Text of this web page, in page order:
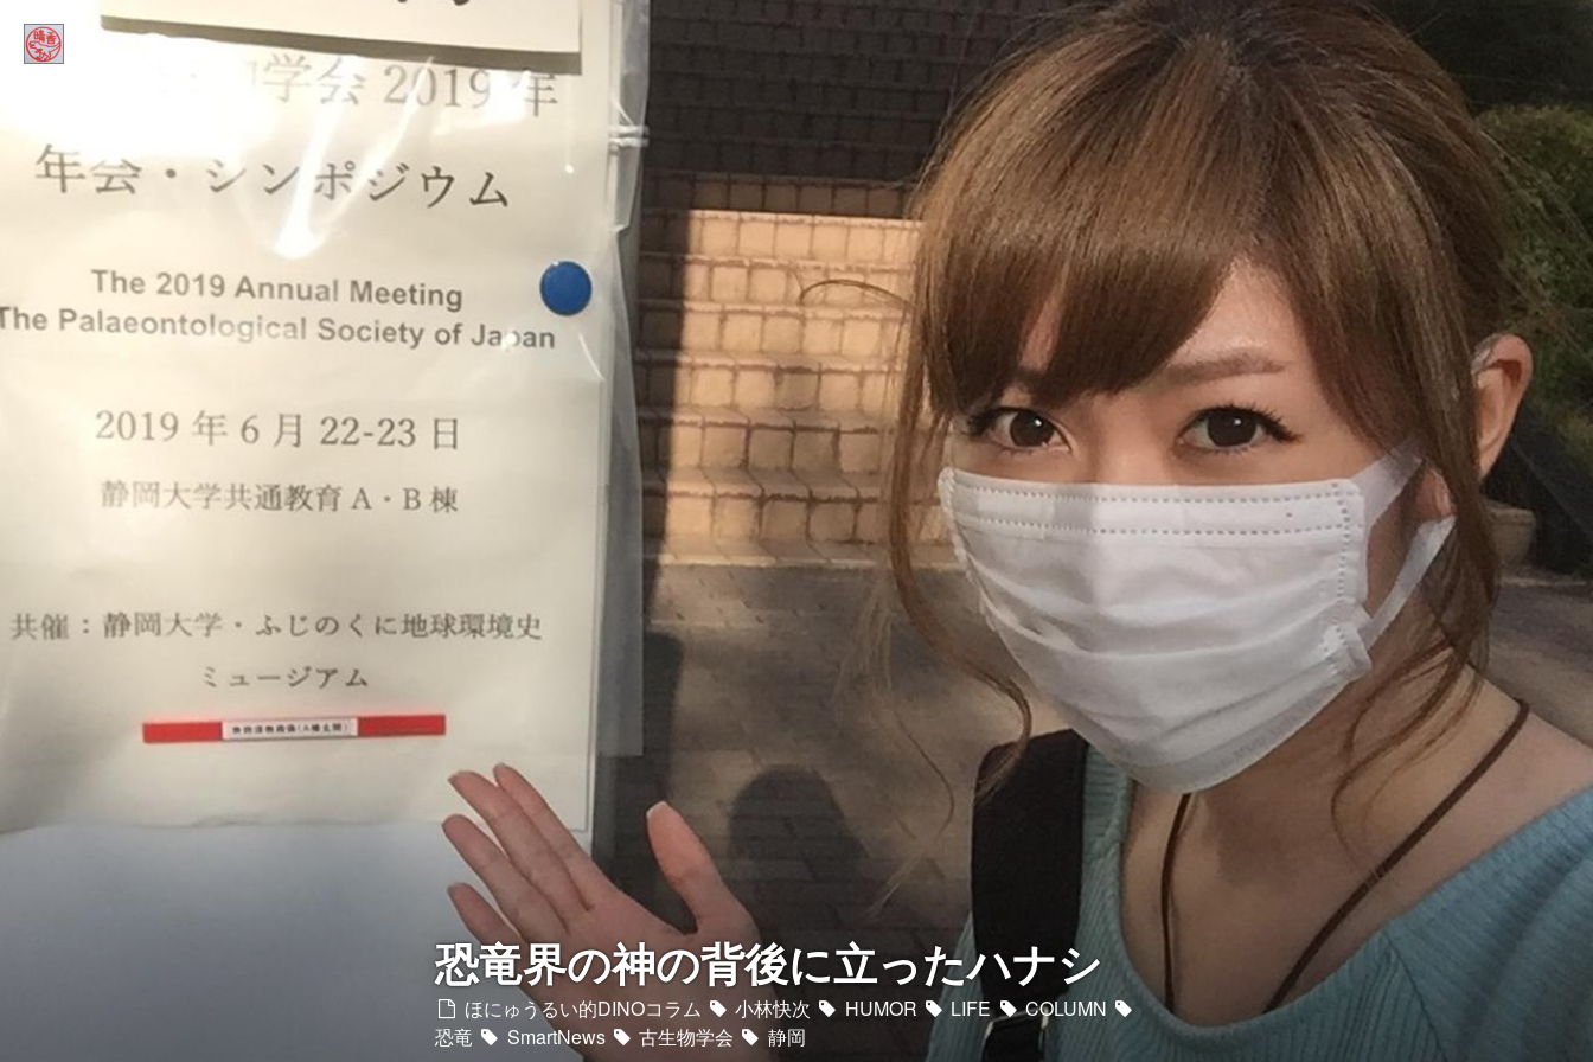
Home
ほにゅうるい的DINOコラム
Contact
インスタ
ミリブロ
YouTubeチャンネル
恐竜界の神の背後に立ったハナシ
ほにゅうるい的DINOコラム 小林快次 HUMOR LIFE
COLUMN
恐竜
SmartNews 古生物学会 静岡